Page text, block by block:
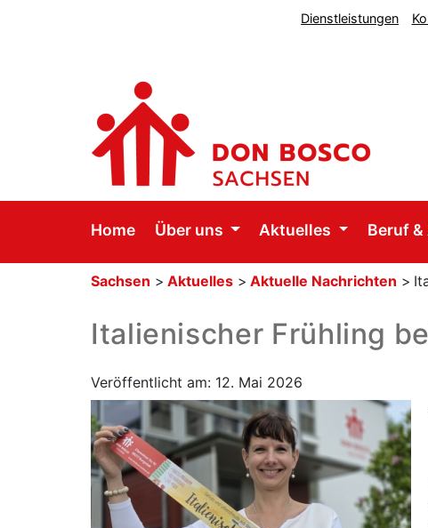
Dienstleistungen
Home Über uns Aktuelles Beruf
Sachsen > Aktuelles > Aktuelle Nachrichten >
Italienischer Frühling
Veröffentlicht am: 12. Mai 2026